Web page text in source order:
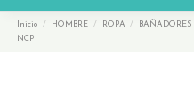
Inicio HOMBRE ROPA BAÑADORES
NCP